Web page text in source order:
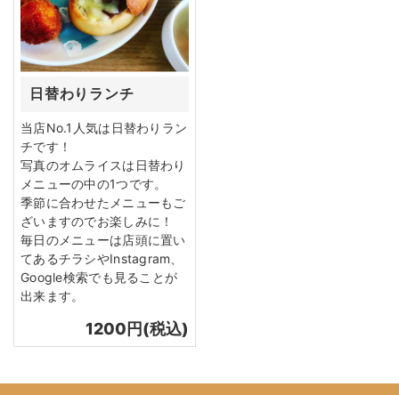
日替わりランチ
当店No.1人気は日替わりラン
チです！
写真のオムライスは日替わり
メニューの中の1つです。
季節に合わせたメニューもご
ざいますのでお楽しみに！
毎日のメニューは店頭に置い
てあるチラシやInstagram、
Google検索でも見ることが
出来ます。
1200円(税込)